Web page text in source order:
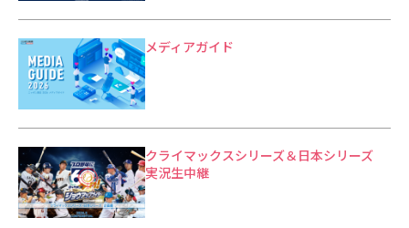
メディアガイド
クライマックスシリーズ＆日本シリーズ
実況生中継